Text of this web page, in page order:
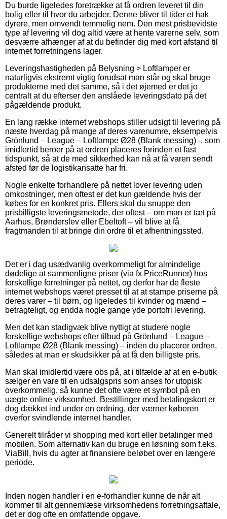
Du burde ligeledes foretrække at få ordren leveret til din
bolig eller til hvor du arbejder. Denne bliver til tider et hak
dyrere, men omvendt temmelig nem. Den mest prisbevidste
type af levering vil dog altid være at hente varerne selv, som
desværre afhænger af at du befinder dig med kort afstand til
internet forretningens lager.
Leveringshastigheden på Belysning > Loftlamper er
naturligvis ekstremt vigtig forudsat man står og skal bruge
produkterne med det samme, så i det øjemed er det jo
centralt at du efterser den anslåede leveringsdato på det
pågældende produkt.
En lang række internet webshops stiller udsigt til levering på
næste hverdag på mange af deres varenumre, eksempelvis
Grönlund – League – Loftlampe Ø28 (Blank messing) -, som
imidlertid beroer på at ordren placeres forinden et fast
tidspunkt, så at de med sikkerhed kan nå at få varen sendt
afsted før de logistikansatte har fri.
Nogle enkelte forhandlere på nettet lover levering uden
omkostninger, men oftest er det kun gældende hvis der
købes for en konkret pris. Ellers skal du snuppe den
prisbilligste leveringsmetode, der oftest – om man er tæt på
Aarhus, Brønderslev eller Ebeltoft – vil blive at få
fragtmanden til at bringe din ordre til et afhentningssted.
Det er i dag usædvanlig overkommeligt for almindelige
dødelige at sammenligne priser (via fx PriceRunner) hos
forskellige forretninger på nettet, og derfor har de fleste
internet webshops været presset til at at stampe priserne på
deres varer – til børn, og ligeledes til kvinder og mænd –
betragteligt, og endda nogle gange yde portofri levering.
Men det kan stadigvæk blive nyttigt at studere nogle
forskellige webshops efter tilbud på Grönlund – League –
Loftlampe Ø28 (Blank messing) – inden du placerer ordren,
således at man er skudsikker på at få den billigste pris.
Man skal imidlertid være obs på, at i tilfælde af at en e-butik
sælger en vare til en udsalgspris som anses for utopisk
overkommelig, så kunne det ofte være et symbol på en
uægte online virksomhed. Bestillinger med betalingskort er
dog dækket ind under en ordning, der værner køberen
overfor svindlende internet handler.
Generelt tilråder vi shopping med kort eller betalinger med
mobilen. Som alternativ kan du bruge en løsning som f.eks.
ViaBill, hvis du agter at finansiere beløbet over en længere
periode.
Inden nogen handler i en e-forhandler kunne de når alt
kommer til alt gennemlæse virksomhedens forretningsaftale,
det er dog ofte en omfattende opgave.